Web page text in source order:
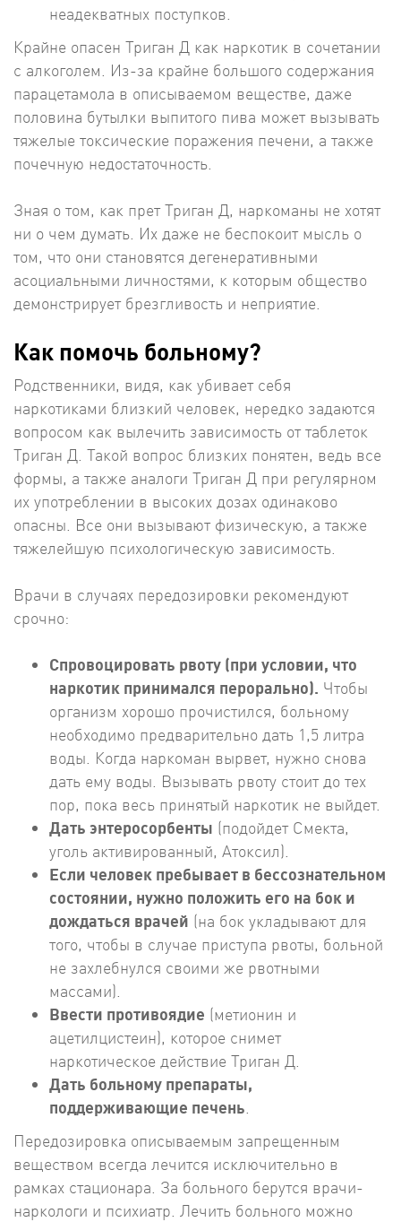
неадекватных поступков.
Крайне опасен Триган Д как наркотик в сочетании
с алкоголем. Из-за крайне большого содержания
парацетамола в описываемом веществе, даже
половина бутылки выпитого пива может вызывать
тяжелые токсические поражения печени, а также
почечную недостаточность.
Зная о том, как прет Триган Д, наркоманы не хотят
ни о чем думать. Их даже не беспокоит мысль о
том, что они становятся дегенеративными
асоциальными личностями, к которым общество
демонстрирует брезгливость и неприятие.
Как помочь больному?
Родственники, видя, как убивает себя
наркотиками близкий человек, нередко задаются
вопросом как вылечить зависимость от таблеток
Триган Д. Такой вопрос близких понятен, ведь все
формы, а также аналоги Триган Д при регулярном
их употреблении в высоких дозах одинаково
опасны. Все они вызывают физическую, а также
тяжелейшую психологическую зависимость.
Врачи в случаях передозировки рекомендуют
срочно:
Спровоцировать рвоту (при условии, что
наркотик принимался перорально). Чтобы
организм хорошо прочистился, больному
необходимо предварительно дать 1,5 литра
воды. Когда наркоман вырвет, нужно снова
дать ему воды. Вызывать рвоту стоит до тех
пор, пока весь принятый наркотик не выйдет.
Дать энтеросорбенты (подойдет Смекта,
уголь активированный, Атоксил).
Если человек пребывает в бессознательном
состоянии, нужно положить его на бок и
дождаться врачей (на бок укладывают для
того, чтобы в случае приступа рвоты, больной
не захлебнулся своими же рвотными
массами).
Ввести противоядие (метионин и
ацетилцистеин), которое снимет
наркотическое действие Триган Д.
Дать больному препараты,
поддерживающие печень.
Передозировка описываемым запрещенным
веществом всегда лечится исключительно в
рамках стационара. За больного берутся врачи-
наркологи и психиатр. Лечить больного можно